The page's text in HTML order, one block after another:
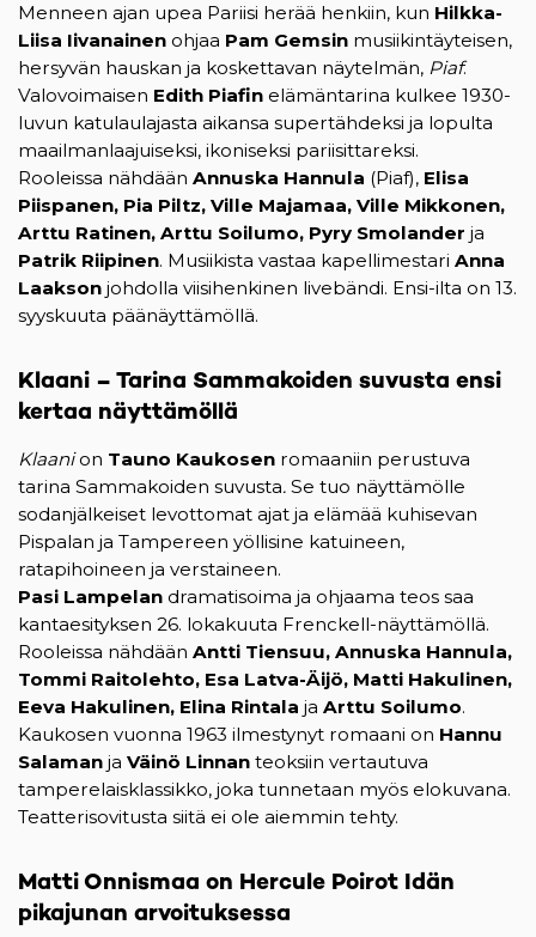
Menneen ajan upea Pariisi herää henkiin, kun Hilkka-
Liisa Iivanainen ohjaa Pam Gemsin musiikintäyteisen,
hersyvän hauskan ja koskettavan näytelmän, Piaf.
Valovoimaisen Edith Piafin elämäntarina kulkee 1930-
luvun katulaulajasta aikansa supertähdeksi ja lopulta
maailmanlaajuiseksi, ikoniseksi pariisittareksi.
Rooleissa nähdään Annuska Hannula (Piaf), Elisa
Piispanen, Pia Piltz, Ville Majamaa, Ville Mikkonen,
Arttu Ratinen, Arttu Soilumo, Pyry Smolander ja
Patrik Riipinen. Musiikista vastaa kapellimestari Anna
Laakson johdolla viisihenkinen livebändi. Ensi-ilta on 13.
syyskuuta päänäyttämöllä.
Klaani – Tarina Sammakoiden suvusta ensi
kertaa näyttämöllä
Klaanion Tauno Kaukosen romaaniin perustuva
tarina Sammakoiden suvusta. Se tuo näyttämölle
sodanjälkeiset levottomat ajat ja elämää kuhisevan
Pispalan ja Tampereen yöllisine katuineen,
ratapihoineen ja verstaineen.
Pasi Lampelan dramatisoima ja ohjaama teos saa
kantaesityksen 26. lokakuuta Frenckell-näyttämöllä.
Rooleissa nähdään Antti Tiensuu, Annuska Hannula,
Tommi Raitolehto, Esa Latva-Äijö, Matti Hakulinen,
Eeva Hakulinen, Elina Rintala ja Arttu Soilumo.
Kaukosen vuonna 1963 ilmestynyt romaani on Hannu
Salaman ja Väinö Linnan teoksiin vertautuva
tamperelaisklassikko, joka tunnetaan myös elokuvana.
Teatterisovitusta siitä ei ole aiemmin tehty.
Matti Onnismaa on Hercule Poirot Idän
pikajunan arvoituksessa